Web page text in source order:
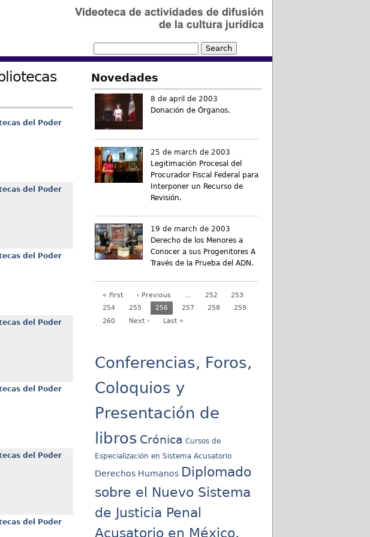
del Poder
del Poder
del Poder
del Poder
del Poder
del Poder
del Poder
Novedades
8 de april de 2003
Donación de Órganos.
25 de march de 2003
Legitimación Procesal del
Procurador Fiscal Federal para
Interponer un Recurso de
Revisión.
19 de march de 2003
Derecho de los Menores a
Conocer a sus Progenitores A
Través de la Prueba del ADN.
« First ‹ Previous … 252
253
254
255 256 257 258
259
260
Next › Last »
Conferencias, Foros,
Coloquios y
Presentación de
libros Crónica Cursos de
Especialización en Sistema Acusatorio
Derechos Humanos Diplomado
sobre el Nuevo Sistema
de Justicia Penal
Acusatorio en México,